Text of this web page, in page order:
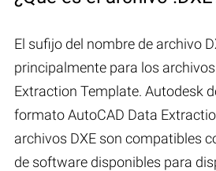
El sufijo del nombre de archivo
principalmente para los
Extraction Template. Autodesk
formato AutoCAD Data
archivos DXE son compatibles
de software disponibles para